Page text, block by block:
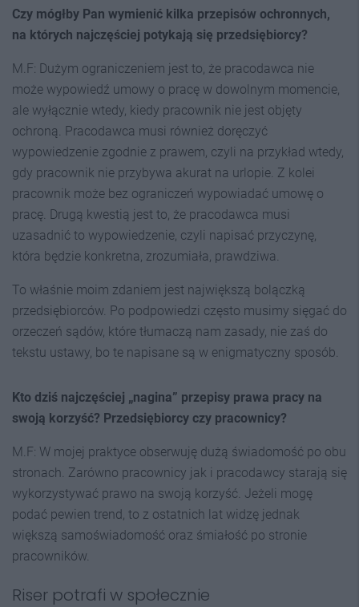
Czy mógłby Pan wymienić kilka przepisów ochronnych,
na których najczęściej potykają się przedsiębiorcy?
M.F: Dużym ograniczeniem jest to, że pracodawca nie
może wypowiedź umowy o pracę w dowolnym momencie,
ale wyłącznie wtedy, kiedy pracownik nie jest objęty
ochroną. Pracodawca musi również doręczyć
wypowiedzenie zgodnie z prawem, czyli na przykład wtedy,
gdy pracownik nie przybywa akurat na urlopie. Z kolei
pracownik może bez ograniczeń wypowiadać umowę o
pracę. Drugą kwestią jest to, że pracodawca musi
uzasadnić to wypowiedzenie, czyli napisać przyczynę,
która będzie konkretna, zrozumiała, prawdziwa.
To właśnie moim zdaniem jest największą bolączką
przedsiębiorców. Po podpowiedzi często musimy sięgać do
orzeczeń sądów, które tłumaczą nam zasady, nie zaś do
tekstu ustawy, bo te napisane są w enigmatyczny sposób.
Kto dziś najczęściej „nagina” przepisy prawa pracy na
swoją korzyść? Przedsiębiorcy czy pracownicy?
M.F: W mojej praktyce obserwuję dużą świadomość po obu
stronach. Zarówno pracownicy jak i pracodawcy starają się
wykorzystywać prawo na swoją korzyść. Jeżeli mogę
podać pewien trend, to z ostatnich lat widzę jednak
większą samoświadomość oraz śmiałość po stronie
pracowników.
Riser potrafi w społecznie